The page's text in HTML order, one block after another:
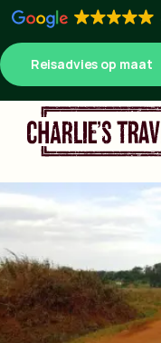
Reisadvies op maat